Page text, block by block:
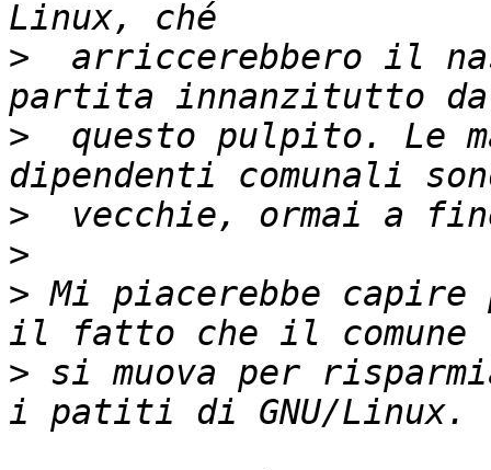
>
arriccerebbero il
>
questo pulpito. Le
>
>
> Mi piacerebbe
> si muova per